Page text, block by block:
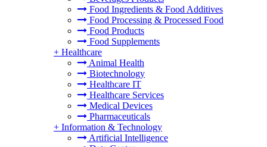
Food Ingredients & Food Additives
Food Processing & Processed Food
Food Products
Food Supplements
+ Healthcare
Animal Health
Biotechnology
Healthcare IT
Healthcare Services
Medical Devices
Pharmaceuticals
+ Information & Technology
Artificial Intelligence